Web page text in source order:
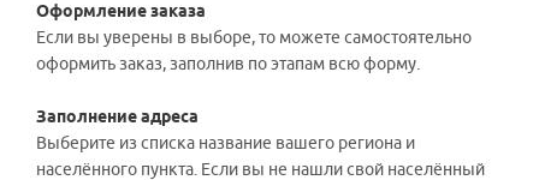
Оформление заказа
Если вы уверены в выборе, то можете самостоятельно
оформить заказ, заполнив по этапам всю форму.
Заполнение адреса
Выберите из списка название вашего региона и
населённого пункта. Если вы не нашли свой населённый